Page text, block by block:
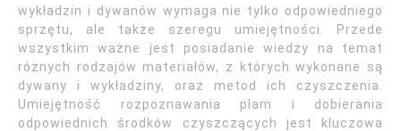
wykładzin i dywanów wymaga nie tylko odpowiedniego
sprzętu, ale także szeregu umiejętności. Przede
wszystkim ważne jest posiadanie wiedzy na temat
różnych rodzajów materiałów, z których wykonane są
dywany i wykładziny, oraz metod ich czyszczenia.
Umiejętność rozpoznawania plam i dobierania
odpowiednich środków czyszczących jest kluczowa